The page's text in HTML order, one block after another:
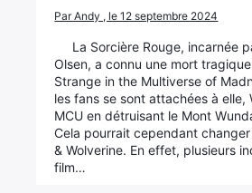
Par Andy , le 12 septembre 2024
La Sorcière Rouge, incarnée
Olsen, a connu une mort
Strange in the Multiverse of
les fans se sont attachées à elle,
MCU en détruisant le Mont
Cela pourrait cependant
& Wolverine. En effet, plusieurs
film…